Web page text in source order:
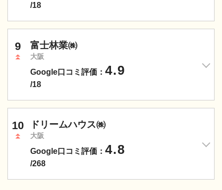
/18
9 富士林業㈱
大阪
Google口コミ評価： 4.9
/18
10 ドリームハウス㈱
大阪
Google口コミ評価： 4.8
/268